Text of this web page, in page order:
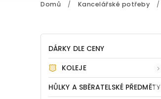
Domů / Kancelářské potřeby /
DÁRKY DLE CENY
KOLEJE
HŮLKY A SBĚRATELSKÉ PŘEDMĚTY